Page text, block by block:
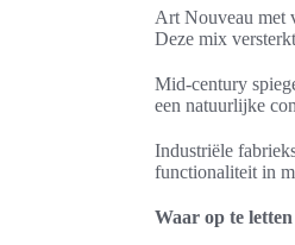
Art Nouveau met
Deze mix
Mid-century
een natuurlijke
Industriële
functionaliteit in
Waar op te